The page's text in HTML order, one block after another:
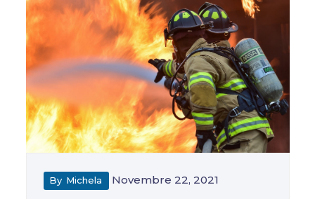
By Michela Novembre 22, 2021